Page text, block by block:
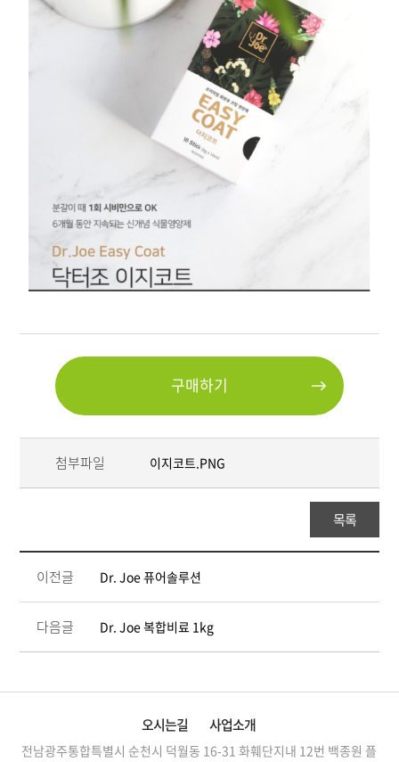
구매하기
첨부파일 이지코트.PNG
목록
이전글 Dr. Joe 퓨어솔루션
다음글 Dr. Joe 복합비료 1kg
오시는길 사업소개
전남광주통합특별시 순천시 덕월동 16-31 화훼단지내 12번 백종원 플